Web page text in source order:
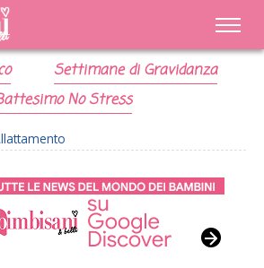
Settimane di Gravidanza
No Stress